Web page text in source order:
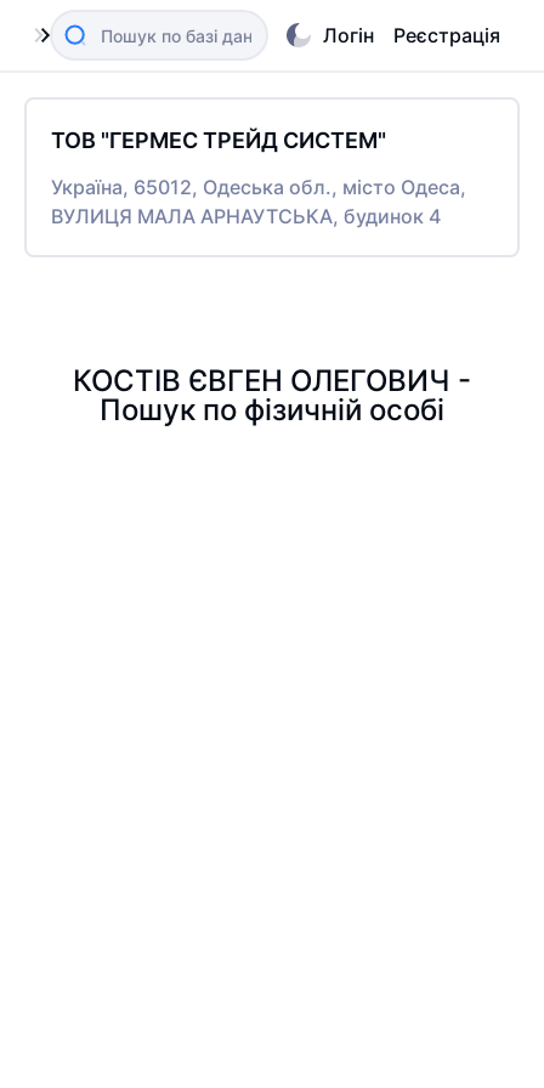
Логін Реєстрація
ТОВ "ГЕРМЕС ТРЕЙД СИСТЕМ"
Україна, 65012, Одеська обл., місто Одеса,
ВУЛИЦЯ МАЛА АРНАУТСЬКА, будинок 4
КОСТІВ ЄВГЕН ОЛЕГОВИЧ -
Пошук по фізичній особі